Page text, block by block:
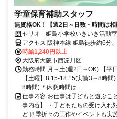
学童保育補助スタッフ
無資格OK！【週2日～日数・時間は
セリオ 姫島小学校いきいき活動室
アクセス 阪神本線 姫島徒歩約6分
市線〕 御幣島8a口徒歩約16分、阪
17分
時給1,240円以上
大阪府大阪市西淀川区
勤務時間 月～土(週2日～OK) 【平
【土曜】8:15-18:15(実働3～8時
8時間) ＊休憩時間は...
仕事内容 お仕事は子どもと遊ぶ
事内容】 ・子どもたちの受け入れ
ど 四季折々の工作やイベントも実